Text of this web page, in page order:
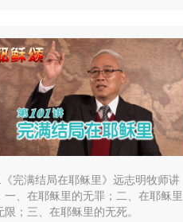
完满结局在耶稣里》远志明牧师讲
一、在耶稣里的无罪；二、在耶稣里
限；三、在耶稣里的无死。